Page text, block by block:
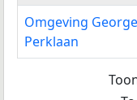
Omgeving George
Perklaan